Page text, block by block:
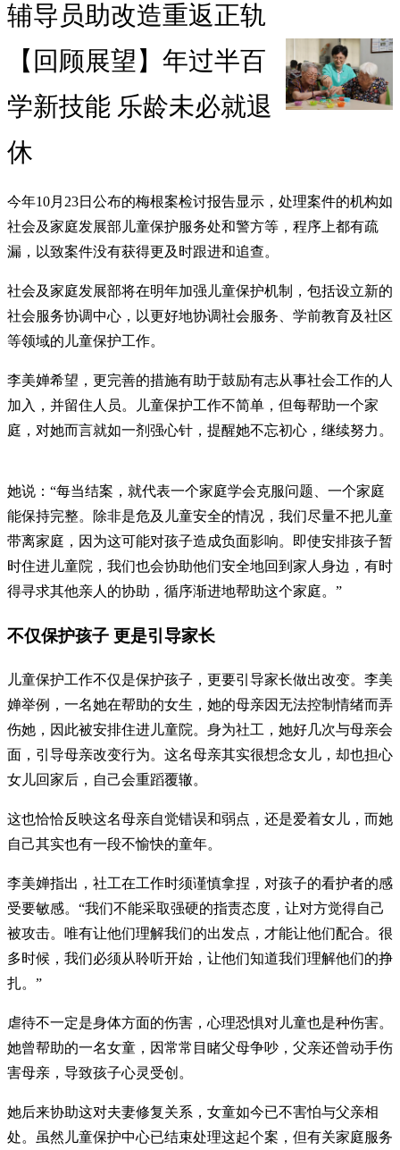
辅导员助改造重返正轨
【回顾展望】年过半百
学新技能 乐龄未必就退
休
今年10月23日公布的梅根案检讨报告显示，处理案件的机构如
社会及家庭发展部儿童保护服务处和警方等，程序上都有疏
漏，以致案件没有获得更及时跟进和追查。
社会及家庭发展部将在明年加强儿童保护机制，包括设立新的
社会服务协调中心，以更好地协调社会服务、学前教育及社区
等领域的儿童保护工作。
李美婵希望，更完善的措施有助于鼓励有志从事社会工作的人
加入，并留住人员。儿童保护工作不简单，但每帮助一个家
庭，对她而言就如一剂强心针，提醒她不忘初心，继续努力。
她说：“每当结案，就代表一个家庭学会克服问题、一个家庭
能保持完整。除非是危及儿童安全的情况，我们尽量不把儿童
带离家庭，因为这可能对孩子造成负面影响。即使安排孩子暂
时住进儿童院，我们也会协助他们安全地回到家人身边，有时
得寻求其他亲人的协助，循序渐进地帮助这个家庭。”
不仅保护孩子 更是引导家长
儿童保护工作不仅是保护孩子，更要引导家长做出改变。李美
婵举例，一名她在帮助的女生，她的母亲因无法控制情绪而弄
伤她，因此被安排住进儿童院。身为社工，她好几次与母亲会
面，引导母亲改变行为。这名母亲其实很想念女儿，却也担心
女儿回家后，自己会重蹈覆辙。
这也恰恰反映这名母亲自觉错误和弱点，还是爱着女儿，而她
自己其实也有一段不愉快的童年。
李美婵指出，社工在工作时须谨慎拿捏，对孩子的看护者的感
受要敏感。“我们不能采取强硬的指责态度，让对方觉得自己
被攻击。唯有让他们理解我们的出发点，才能让他们配合。很
多时候，我们必须从聆听开始，让他们知道我们理解他们的挣
扎。”
虐待不一定是身体方面的伤害，心理恐惧对儿童也是种伤害。
她曾帮助的一名女童，因常常目睹父母争吵，父亲还曾动手伤
害母亲，导致孩子心灵受创。
她后来协助这对夫妻修复关系，女童如今已不害怕与父亲相
处。虽然儿童保护中心已结束处理这起个案，但有关家庭服务